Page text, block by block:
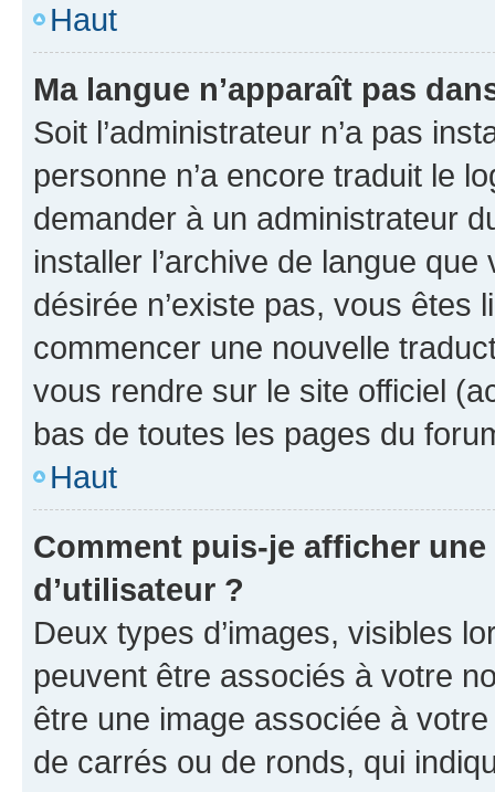
Haut
Ma langue n’apparaît pas
Soit l’administrateur n’a pas
personne n’a encore traduit le
demander à un administrateur
installer l’archive de langue
désirée n’existe pas, vous êtes
commencer une nouvelle
vous rendre sur le site officiel
bas de toutes les pages du
Haut
Comment puis-je afficher
d’utilisateur ?
Deux types d’images, visibles
peuvent être associés à votre
être une image associée à
de carrés ou de ronds, qui